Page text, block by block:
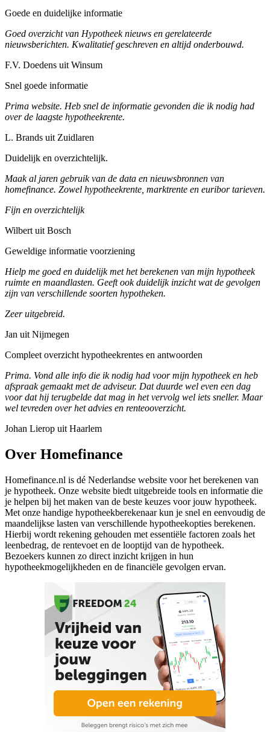
Goede en duidelijke informatie
Goed overzicht van Hypotheek nieuws en gerelateerde
nieuwsberichten. Kwalitatief geschreven en altijd onderbouwd.
F.V. Doedens uit Winsum
Snel goede informatie
Prima website. Heb snel de informatie gevonden die ik nodig had
over de laagste hypotheekrente.
L. Brands uit Zuidlaren
Duidelijk en overzichtelijk.
Maak al jaren gebruik van de data en nieuwsbronnen van
homefinance. Zowel hypotheekrente, marktrente en euribor tarieven.
Fijn en overzichtelijk
Wilbert uit Bosch
Geweldige informatie voorziening
Hielp me goed en duidelijk met het berekenen van mijn hypotheek
ruimte en maandlasten. Geeft ook duidelijk inzicht wat de gevolgen
zijn van verschillende soorten hypotheken.
Zeer uitgebreid.
Jan uit Nijmegen
Compleet overzicht hypotheekrentes en antwoorden
Prima. Vond alle info die ik nodig had voor mijn hypotheek en heb
afspraak gemaakt met de adviseur. Dat duurde wel even een dag
voor dat hij terugbelde dat mag in het vervolg wel iets sneller. Maar
wel tevreden over het advies en renteooverzicht.
Johan Lierop uit Haarlem
Over Homefinance
Homefinance.nl is dé Nederlandse website voor het berekenen van
je hypotheek. Onze website biedt uitgebreide tools en informatie die
je helpen bij het maken van de beste keuzes voor jouw hypotheek.
Met onze handige hypotheekberekenaar kun je snel en eenvoudig de
maandelijkse lasten van verschillende hypotheekopties berekenen.
Hierbij wordt rekening gehouden met essentiële factoren zoals het
leenbedrag, de rentevoet en de looptijd van de hypotheek.
Bezoekers kunnen zo direct inzicht krijgen in hun
hypotheekmogelijkheden en de financiële gevolgen ervan.